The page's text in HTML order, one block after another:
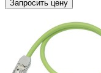
Запросить цену